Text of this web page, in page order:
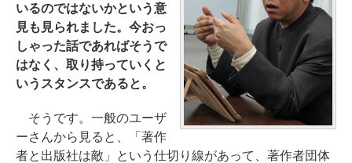
いるのではないかという意
見も見られました。今おっ
しゃった話であればそうで
はなく、取り持っていくと
いうスタンスであると。
そうです。一般のユーザ
ーさんから見ると、「著作
者と出版社は敵」という仕切り線があって、著作者団体